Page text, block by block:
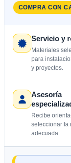
COMPRA CON
Servicio y
Materiales
para
y proyectos.
Asesoría
Recibe
seleccionar la
adecuada.